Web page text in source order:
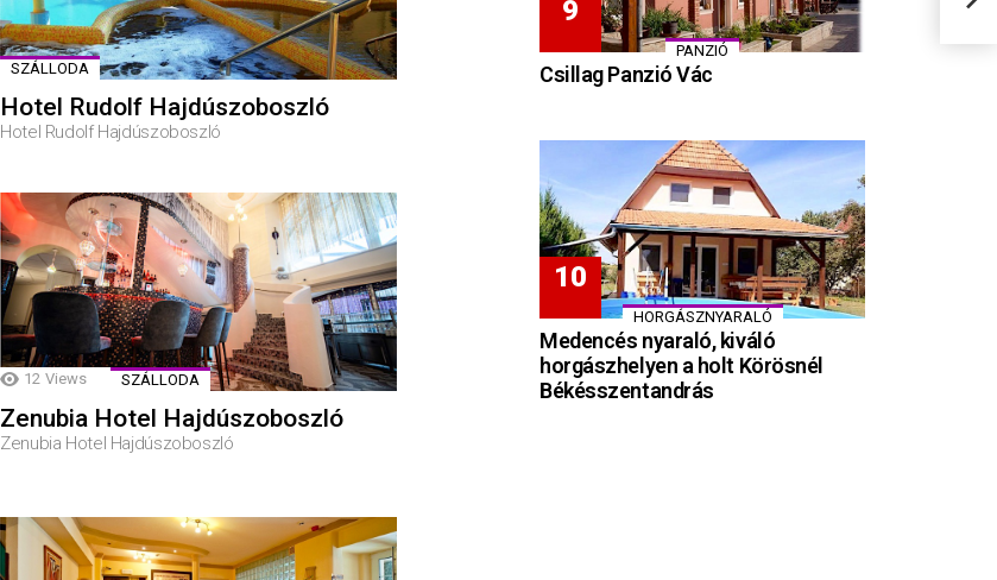
SZÁLLODA
Hotel Rudolf Hajdúszoboszló
Hotel Rudolf Hajdúszoboszló
12 Views SZÁLLODA
Zenubia Hotel Hajdúszoboszló
Zenubia Hotel Hajdúszoboszló
PANZIÓ
Csillag Panzió Vác
HORGÁSZNYARALÓ
Medencés nyaraló, kiváló
horgászhelyen a holt Körösnél
Békésszentandrás